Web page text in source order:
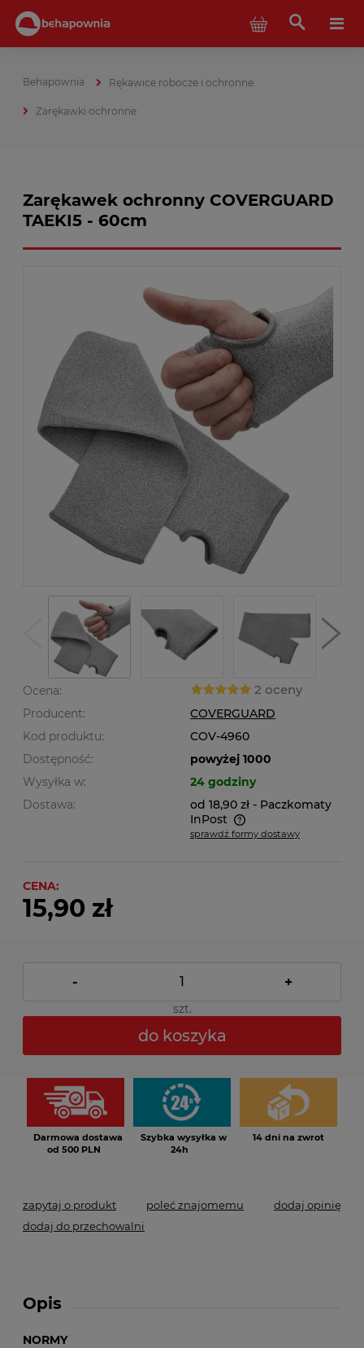
Rękawice robocze i ochronne
Zarękawki ochronne
Zarękawek ochronny COVERGUARD
TAEKI5 - 60cm
Ocena: 2 oceny
Producent:
COVERGUARD
Kod produktu:
COV-4960
Dostępność:
powyżej 1000
Wysyłka w:
24 godziny
Dostawa:
od 18,90 zł - Paczkomaty
InPost
Cena nie zawiera ewentualnych kosztów płatności
sprawdź formy dostawy
CENA:
15,90 zł
- +
szt.
do koszyka
Darmowa dostawa
od 500 PLN
Szybka wysyłka w
24h
14 dni na zwrot
zapytaj o produkt poleć znajomemu
dodaj opinię
dodaj do przechowalni
Opis
NORMY